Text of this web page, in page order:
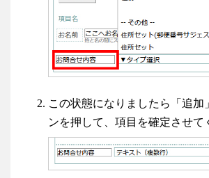
この状態になりましたら「追加
ンを押して、項目を確定させて